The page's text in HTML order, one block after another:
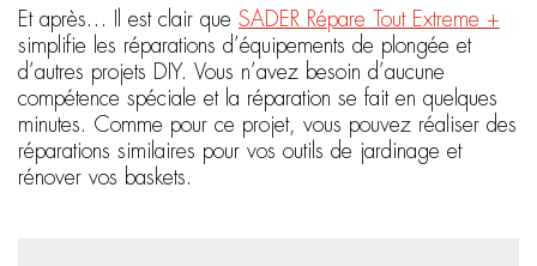
Et après… Il est clair que SADER Répare Tout Extreme +
simplifie les réparations d’équipements de plongée et
d’autres projets DIY. Vous n’avez besoin d’aucune
compétence spéciale et la réparation se fait en quelques
minutes. Comme pour ce projet, vous pouvez réaliser des
réparations similaires pour vos outils de jardinage et
rénover vos baskets.